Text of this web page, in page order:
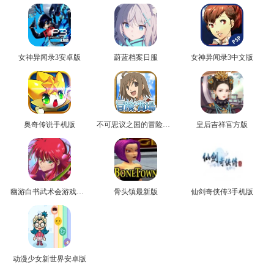
女神异闻录3安卓版 蔚蓝档案日服 女神异闻录3中文版
奥奇传说手机版 不可思议之国的冒险官方版 皇后吉祥官方版
幽游白书武术会游戏正版 骨头镇最新版 仙剑奇侠传3手机版
动漫少女新世界安卓版